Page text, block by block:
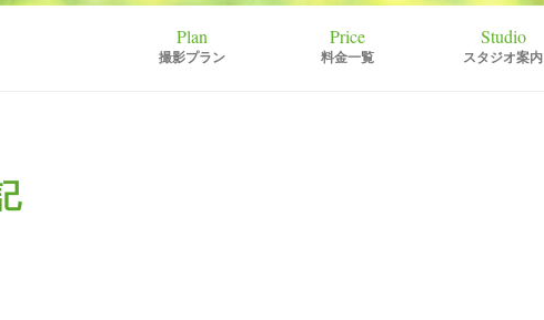
撮影プラン 料金一覧 スタジオ案内